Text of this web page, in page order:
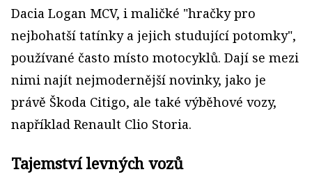
Dacia Logan MCV, i maličké "hračky pro
nejbohatší tatínky a jejich studující potomky",
používané často místo motocyklů. Dají se mezi
nimi najít nejmodernější novinky, jako je
právě Škoda Citigo, ale také výběhové vozy,
například Renault Clio Storia.
Tajemství levných vozů